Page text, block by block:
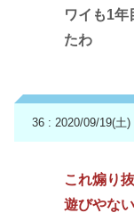
ワイも1年
たわ
36 : 2020/09/19(土
これ煽り
遊びやな